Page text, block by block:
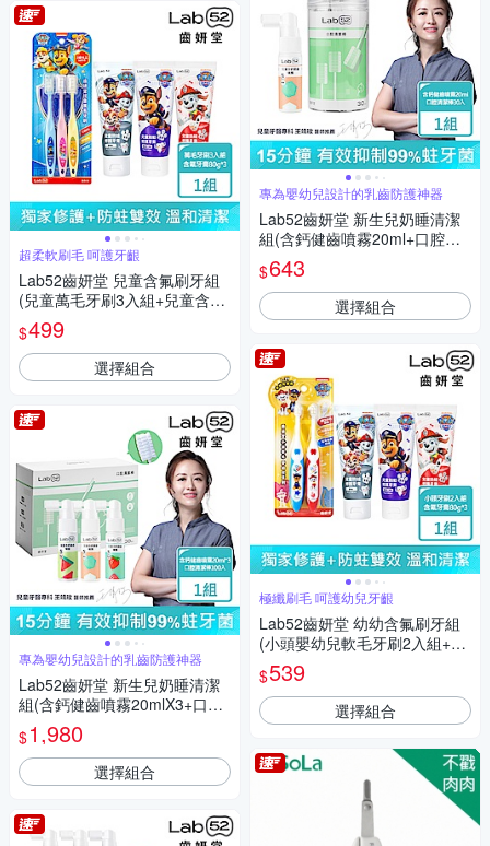
超柔軟刷毛 呵護牙齦
Lab52齒妍堂 兒童含氟刷牙組
(兒童萬毛牙刷3入組+兒童含氟
牙膏80gX3入)
$499
選擇組合
專為嬰幼兒設計的乳齒防護神器
Lab52齒妍堂 新生兒奶睡清潔
組(含鈣健齒噴霧20mlX3+口腔
清潔棒100入)
$1,980
選擇組合
專為嬰幼兒設計的乳齒防護神器
Lab52齒妍堂 新生兒奶睡清潔
組(含鈣健齒噴霧20ml+口腔清
潔棒30入)
$643
選擇組合
極纖刷毛 呵護幼兒牙齦
Lab52齒妍堂 幼幼含氟刷牙組
(小頭嬰幼兒軟毛牙刷2入組+兒
童含氟牙膏80gX3入)
$539
選擇組合